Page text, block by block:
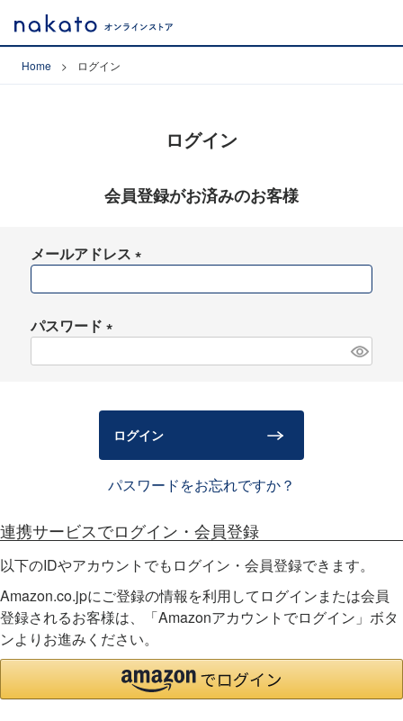
Home ログイン
ログイン
会員登録がお済みのお客様
メールアドレス
パスワード
)
ログイン
パスワードをお忘れですか？
連携サービスでログイン・会員登録
以下のIDやアカウントでもログイン・会員登録できます。
Amazon.co.jpにご登録の情報を利用してログインまたは会員
登録されるお客様は、「Amazonアカウントでログイン」ボタ
ンよりお進みください。